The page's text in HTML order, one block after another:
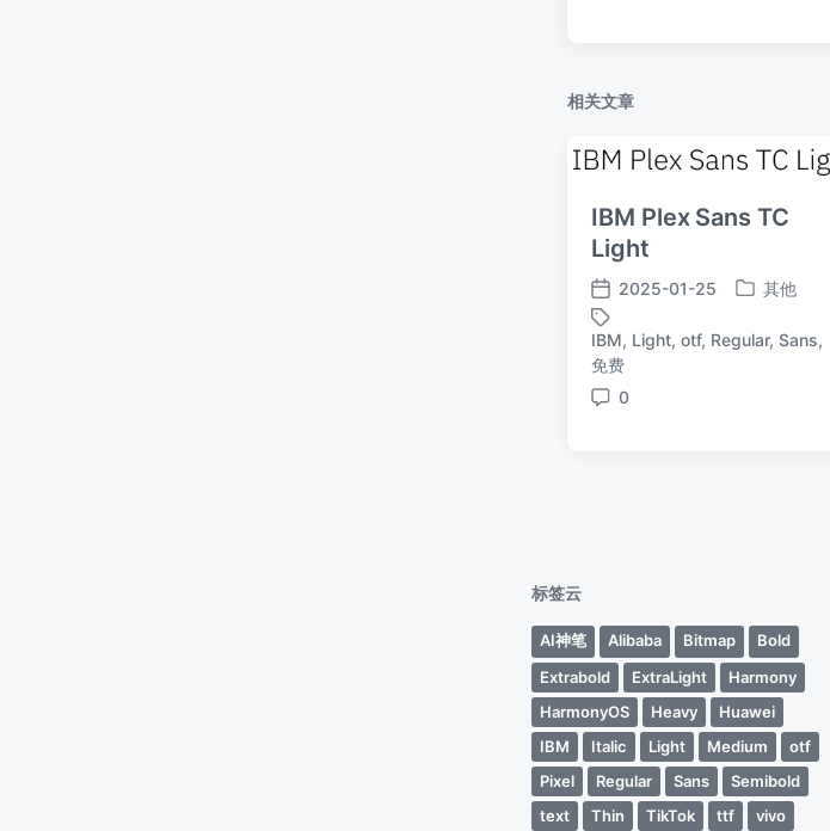
相关文章
IBM Plex Sans TC
Light
发
布
日
期
2025-01-25
发
于
其他
标
签
IBM, Light,otf, Regular,Sans,
免费
评
0
标签云
AI神笔 Alibaba Bitmap
Bold
Extrabold
ExtraLight
Harmony
HarmonyOS
Heavy
Huawei
IBM
Italic Light Medium
otf
Pixel
Regular Sans
Semibold
text
Thin TikTok ttf vivo